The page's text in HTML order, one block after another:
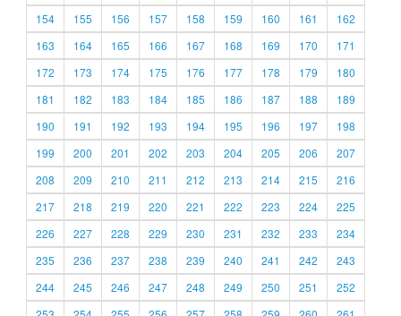
154
155 156 157 158 159 160 161
162
163
164 165 166 167 168 169 170
171
172
173 174 175 176 177 178 179
180
181
182 183 184 185 186 187 188
189
190
191 192 193 194 195 196 197
198
199
200 201 202 203 204 205 206
207
208
209 210 211 212 213 214 215
216
217
218 219 220 221 222 223 224
225
226
227 228 229 230 231 232 233
234
235
236 237 238 239 240 241 242
243
244
245 246 247 248 249 250 251
252